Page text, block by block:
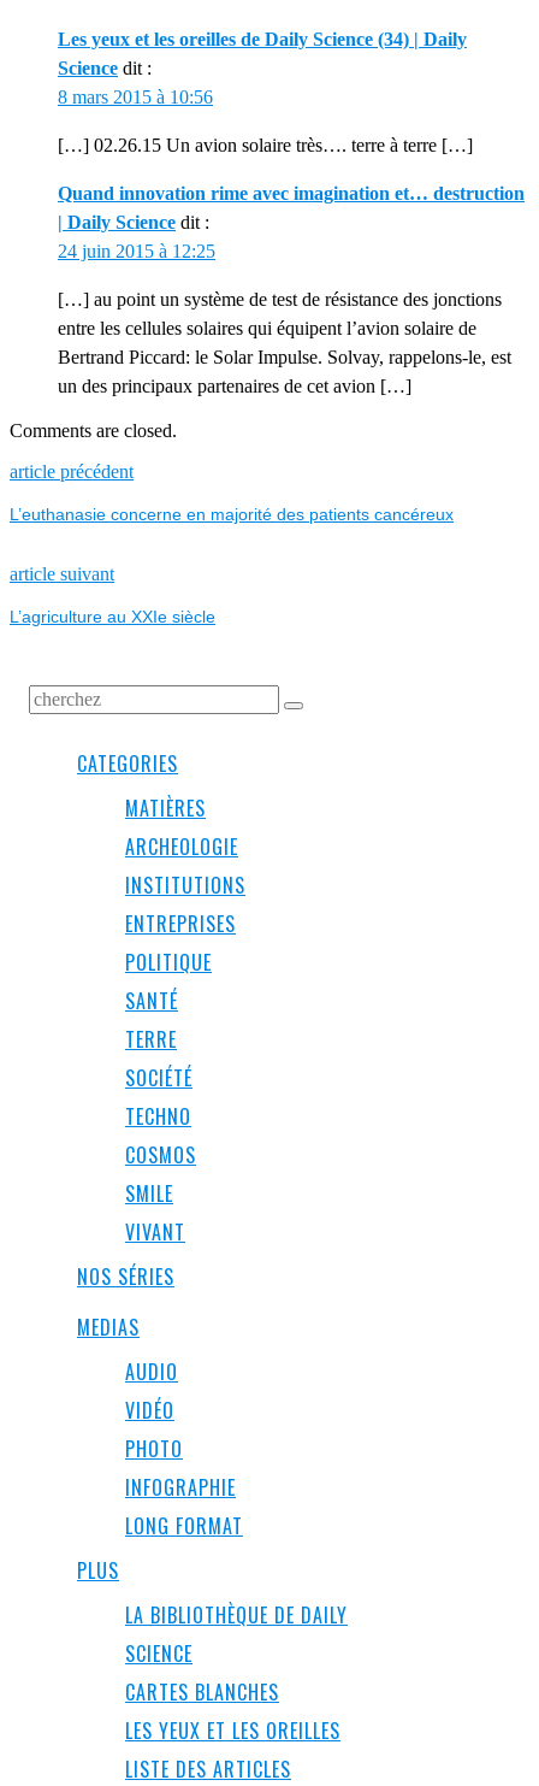
Les yeux et les oreilles de Daily Science (34) | Daily
Science dit :
8 mars 2015 à 10:56
[…] 02.26.15 Un avion solaire très…. terre à terre […]
Quand innovation rime avec imagination et… destruction
| Daily Science dit :
24 juin 2015 à 12:25
[…] au point un système de test de résistance des jonctions
entre les cellules solaires qui équipent l’avion solaire de
Bertrand Piccard: le Solar Impulse. Solvay, rappelons-le, est
un des principaux partenaires de cet avion […]
Comments are closed.
NAVIGATION
DE
L’ARTICLE
article précédentPrevious
L’euthanasie concerne en majorité des patients cancéreux
article suivantNext
L’agriculture au XXIe siècle
CATEGORIES
MATIÈRES
ARCHEOLOGIE
INSTITUTIONS
ENTREPRISES
POLITIQUE
SANTÉ
TERRE
SOCIÉTÉ
TECHNO
COSMOS
SMILE
VIVANT
NOS SÉRIES
MEDIAS
AUDIO
VIDÉO
PHOTO
INFOGRAPHIE
LONG FORMAT
PLUS
LA BIBLIOTHÈQUE DE DAILY
SCIENCE
CARTES BLANCHES
LES YEUX ET LES OREILLES
LISTE DES ARTICLES